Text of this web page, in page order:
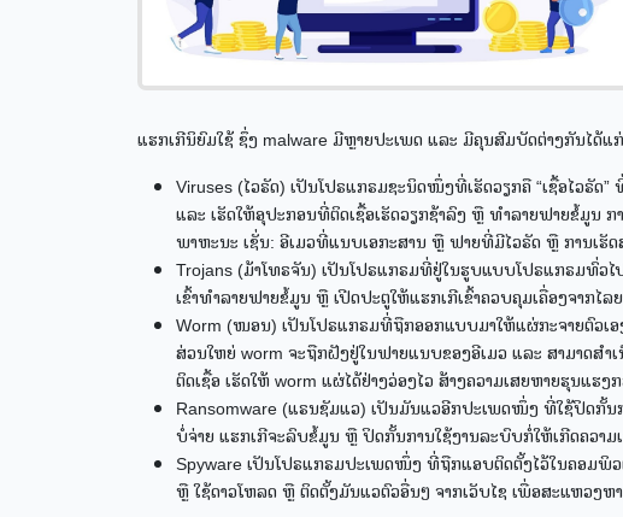
ແຮກເກີນິຍົມໃຊ້ ຊຶ່ງ malware ມີຫຼາຍປະເພດ ແລະ ມີຄຸນສົມບັດຕ່າງກັນໄດ້ແ
Viruses (ໄວຣັດ) ເປັນໂປຣແກຣມຊະນິດໜຶ່ງທີ່ເຮັດວຽກຄື “ເຊື້ອໄວຣັດ
ແລະ ເຮັດໃຫ້ອຸປະກອນທີ່ຕິດເຊື້ອເຮັດວຽກຊ້າລົງ ຫຼື ທຳລາຍຟາຍຂໍ້ມູນ
ພາຫະນະ ເຊັ່ນ: ອີເມວທີ່ແນບເອກະສານ ຫຼື ຟາຍທີ່ມີໄວຣັດ ຫຼື ການເຮັດ
Trojans (ມ້າໂທຣຈັນ) ເປັນໂປຣແກຣມທີ່ຢູ່ໃນຮູບແບບໂປຣແກຣມທົ່ວ
ເຂົ້າທຳລາຍຟາຍຂໍ້ມູນ ຫຼື ເປີດປະຕູໃຫ້ແຮກເກີເຂົ້າຄວບຄຸມເຄື່ອງຈາກໄລ
Worm (ໜອນ) ເປັນໂປຣແກຣມທີ່ຖືກອອກແບບມາໃຫ້ແຜ່ກະຈາຍຕົວເ
ສ່ວນໃຫຍ່ worm ຈະຖືກຝັງຢູ່ໃນຟາຍແນບຂອງອີເມວ ແລະ ສາມາດສຳ
ຕິດເຊື້ອ ເຮັດໃຫ້ worm ແຜ່ໄດ້ຢ່າງວ່ອງໄວ ສ້າງຄວາມເສຍຫາຍຮຸນແຮງກ
Ransomware (ແຣນຊັມແວ) ເປັນມັນແວອີກປະເພດໜຶ່ງ ທີ່ໃຊ້ປິດກັ້ນ
ບໍ່ຈ່າຍ ແຮກເກີຈະລົບຂໍ້ມູນ ຫຼື ປິດກັ້ນການໃຊ້ງານລະບົບກໍ່ໃຫ້ເກີດຄວາ
Spyware ເປັນໂປຣແກຣມປະເພດໜຶ່ງ ທີ່ຖືກແອບຕິດຕັ້ງໄວ້ໃນຄອມພິ
ຫຼື ໃຊ້ດາວໂຫລດ ຫຼື ຕິດຕັ້ງມັນແວຕົວອື່ນໆ ຈາກເວັບໄຊ ເພື່ອສະແຫວງຫ